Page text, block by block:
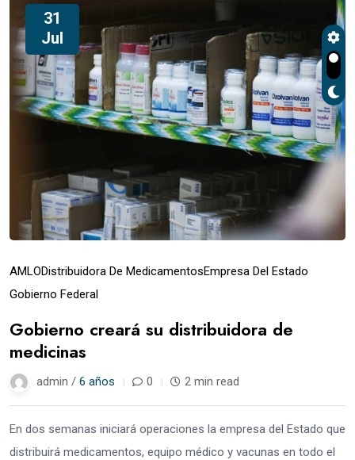
31
Jul
AMLODistribuidora De MedicamentosEmpresa Del Estado
Gobierno Federal
Gobierno creará su distribuidora de
medicinas
admin / 6 años 0 2 min read
En dos semanas iniciará operaciones la empresa del Estado que
distribuirá medicamentos, equipo médico y vacunas en todo el